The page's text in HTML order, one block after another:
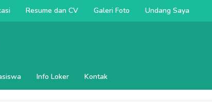
Resume dan CV Galeri Foto Undang Saya
Info Loker Kontak